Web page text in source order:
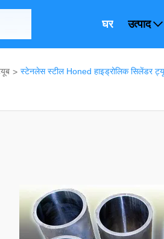
घर उत्पाद
> स्टेनलेस स्टील Honed हाइड्रोलिक सिलेंडर